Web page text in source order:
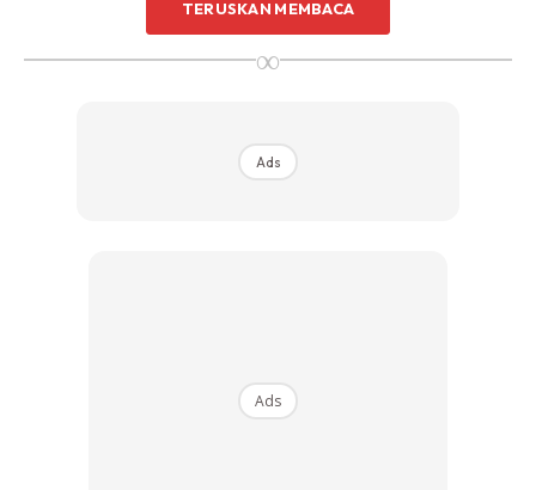
TERUSKAN MEMBACA
∞
Ads
Ads